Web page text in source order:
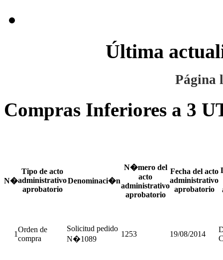
Última
Página
Compras Inferiores a 3
N�
Tipo de acto
administrativo
aprobatorio
Denominaci�n
N�mero del
acto
administrativo
aprobatorio
Fecha del acto
administrativo
aprobatorio
1
Orden de
compra
Solicitud pedido
N�1089
1253 19/08/2014